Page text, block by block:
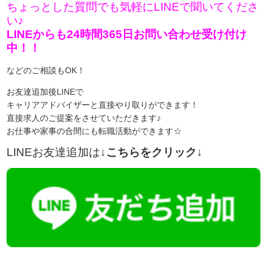
ちょっとした質問でも気軽にLINEで聞いてくださ
い♪
LINEからも24時間365日お問い合わせ受け付け
中！！
などのご相談もOK！
お友達追加後LINEで
キャリアアドバイザーと直接やり取りができます！
直接求人のご提案をさせていただきます♪
お仕事や家事の合間にも転職活動ができます☆
LINEお友達追加は↓こちらをクリック↓